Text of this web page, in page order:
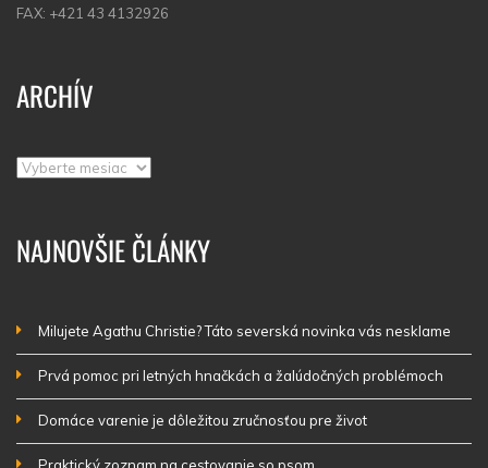
FAX: +421 43 4132926
ARCHÍV
Archív
NAJNOVŠIE ČLÁNKY
Milujete Agathu Christie? Táto severská novinka vás nesklame
Prvá pomoc pri letných hnačkách a žalúdočných problémoch
Domáce varenie je dôležitou zručnosťou pre život